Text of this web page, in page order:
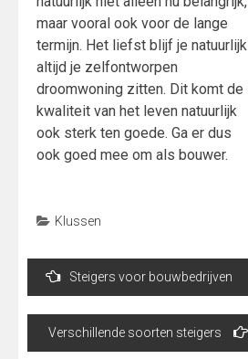
maar vooral ook voor de lange
termijn. Het liefst blijf je natuurlijk
altijd je zelfontworpen
droomwoning zitten. Dit komt de
kwaliteit van het leven natuurlijk
ook sterk ten goede. Ga er dus
ook goed mee om als bouwer.
Klussen
Bericht
navigatie
Steigers voor bouwbedrijven
Verschillende soorten steigers